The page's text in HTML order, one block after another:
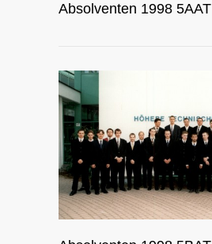
Absolventen 1998 5AAT